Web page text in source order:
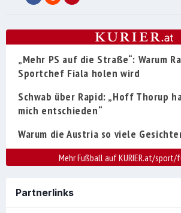
„Mehr PS auf die Straße“: Warum
Sportchef Fiala holen wird
Schwab über Rapid: „Hoff Thorup
mich entschieden“
Warum die Austria so viele
Mehr Fußball auf KURIER.at/
Partnerlinks